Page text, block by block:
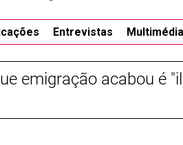
Entrevistas Multimédia
emigração acabou é